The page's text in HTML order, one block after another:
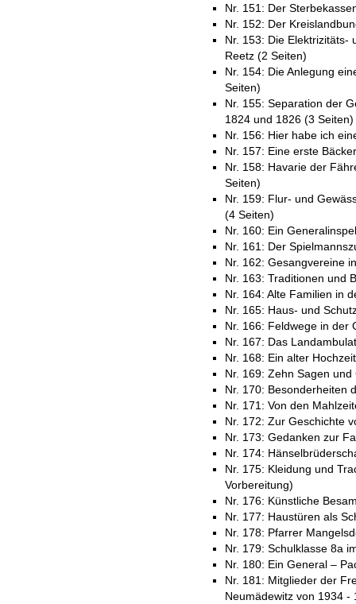
Nr. 151: Der
Nr. 152: Der
Nr. 153: Die Elektrizitäts-
Reetz (2 Seiten)
Nr. 154: Die Anlegung
Seiten)
Nr. 155: Separation der
1824 und 1826 (3 Seiten)
Nr. 156: Hier habe ich
Nr. 157: Eine erste
Nr. 158: Havarie der
Seiten)
Nr. 159: Flur- und
(4 Seiten)
Nr. 160: Ein
Nr. 161: Der
Nr. 162: Gesangvereine
Nr. 163: Traditionen und
Nr. 164: Alte Familien in
Nr. 165: Haus- und
Nr. 166: Feldwege in der
Nr. 167: Das
Nr. 168: Ein alter
Nr. 169: Zehn Sagen
Nr. 170: Besonderheiten
Nr. 171: Von den
Nr. 172: Zur Geschichte
Nr. 173: Gedanken zur
Nr. 174:
Nr. 175: Kleidung und
Vorbereitung)
Nr. 176: Künstliche
Nr. 177: Haustüren als
Nr. 178: Pfarrer
Nr. 179: Schulklasse 8a
Nr. 180: Ein General –
Nr. 181: Mitglieder der
Neumädewitz von 1934 -